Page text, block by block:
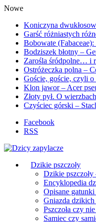
Nowe
Koniczyna
Garść różniastych
Bobowate (Fabaceae):
Bodziszek błotny –
Zarośla śródpolne… i
Ostróżeczka polna –
Goście, goście, czyli
Klon jawor – Acer
Złoty pył. O
Czyściec górski –
Facebook
RSS
Dzikie pszczoły
Dzikie
Encyklopedia
Opisane
Gniazda dzikich
Pszczoła czy
Samiec czy